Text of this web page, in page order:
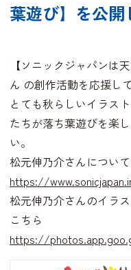
葉遊び】を公開
【ソニックジャパンは
ん の創作活動を応援し
とても秋らしいイラス
たちが落ち葉遊びを楽
い。
松元伸乃介さんについ
https://
松元伸乃介さんのイラ
こちら
https://